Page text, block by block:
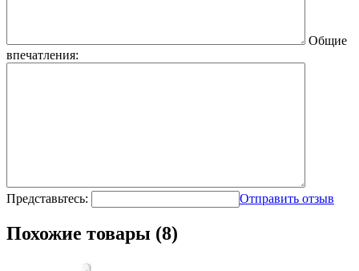
Общие
впечатления:
Представьтесь: Отправить отзыв
Похожие товары (8)